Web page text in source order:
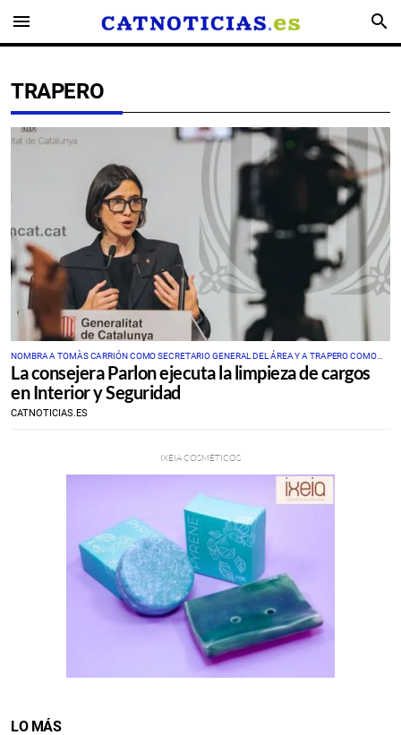
menu search
TRAPERO
NOMBRA A TOMÀS CARRIÓN COMO SECRETARIO GENERAL DEL ÁREA Y A TRAPERO COMO
NUEVO DIRECTOR GENERAL DE LA POLICÍA.
La consejera Parlon ejecuta la limpieza de cargos
en Interior y Seguridad
CATNOTICIAS.ES
LO MÁS